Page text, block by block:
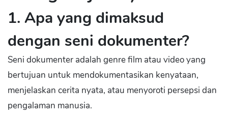
1. Apa yang dimaksud
dengan seni dokumenter?
Seni dokumenter adalah genre film atau video yang
bertujuan untuk mendokumentasikan kenyataan,
menjelaskan cerita nyata, atau menyoroti persepsi dan
pengalaman manusia.